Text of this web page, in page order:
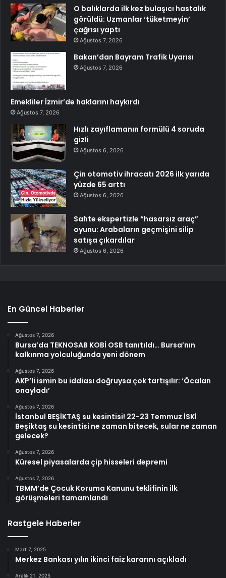
O balıklarda ilk kez bulaşıcı hastalık
görüldü: Uzmanlar ‘tüketmeyin’
çağrısı yaptı
Ağustos 7, 2026
Bakan’dan Bayram Trafik Uyarısı
Ağustos 7, 2026
Emekliler İzmir’de haklarını haykırdı
Ağustos 7, 2026
Hızlı zayıflamanın formülü 4 soruda
gizli
Ağustos 6, 2026
Çin otomotiv ihracatı 2026 ilk yarıda
yüzde 65 arttı
Ağustos 6, 2026
Sahte ekspertizle “hasarsız araç”
oyunu: Arabaların geçmişini silip
satışa çıkardılar
Ağustos 6, 2026
En Güncel Haberler
Ağustos 7, 2026
Bursa’da TEKNOSAB KOBİ OSB tanıtıldı… Bursa’nın
kalkınma yolculuğunda yeni dönem
Ağustos 7, 2026
AKP’li ismin bu iddiası doğruysa çok tartışılır: ‘Öcalan
onayladı’
Ağustos 7, 2026
İstanbul BEŞİKTAŞ su kesintisi! 22-23 Temmuz İSKİ
Beşiktaş su kesintisi ne zaman bitecek, sular ne zaman
gelecek?
Ağustos 7, 2026
Küresel piyasalarda çip hisseleri depremi
Ağustos 7, 2026
TBMM’de Çocuk Koruma Kanunu teklifinin ilk
görüşmeleri tamamlandı
Rastgele Haberler
Mart 7, 2025
Merkez Bankası yılın ikinci faiz kararını açıkladı
Aralık 21, 2025